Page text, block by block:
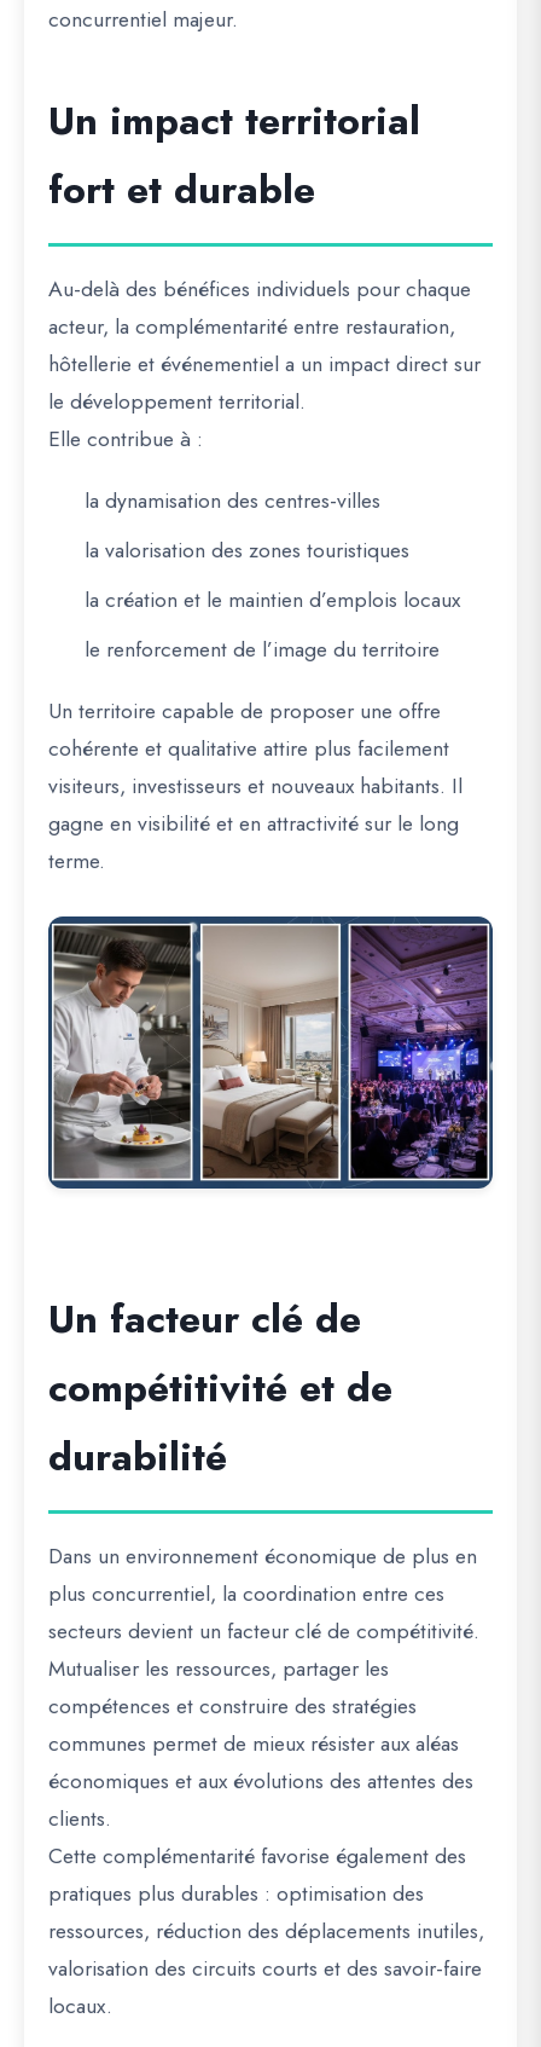
concurrentiel majeur.
Un impact territorial
fort et durable
Au-delà des bénéfices individuels pour chaque
acteur, la complémentarité entre restauration,
hôtellerie et événementiel a un impact direct sur
le développement territorial.
Elle contribue à :
la dynamisation des centres-villes
la valorisation des zones touristiques
la création et le maintien d’emplois locaux
le renforcement de l’image du territoire
Un territoire capable de proposer une offre
cohérente et qualitative attire plus facilement
visiteurs, investisseurs et nouveaux habitants. Il
gagne en visibilité et en attractivité sur le long
terme.
Un facteur clé de
compétitivité et de
durabilité
Dans un environnement économique de plus en
plus concurrentiel, la coordination entre ces
secteurs devient un facteur clé de compétitivité.
Mutualiser les ressources, partager les
compétences et construire des stratégies
communes permet de mieux résister aux aléas
économiques et aux évolutions des attentes des
clients.
Cette complémentarité favorise également des
pratiques plus durables : optimisation des
ressources, réduction des déplacements inutiles,
valorisation des circuits courts et des savoir-faire
locaux.